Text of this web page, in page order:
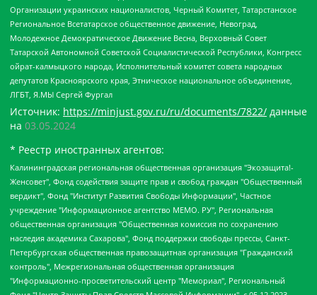
Организации украинских националистов, Черный Комитет, Татарстанское
Региональное Всетатарское общественное движение, Невоград,
Молодежное Демократическое Движение Весна, Верховный Совет
Татарской Автономной Советской Социалистической Республики, Конгресс
ойрат-калмыцкого народа, Исполнительный комитет совета народных
депутатов Красноярского края, Этническое национальное объединение,
ЛГБТ, Я.МЫ Сергей Фургал
Источник: https://minjust.gov.ru/ru/documents/7822/ данные
на 03.05.2024
* Реестр иностранных агентов:
Калининградская региональная общественная организация "Экозащита!-Женсовет", Фонд содействия защите прав и свобод граждан "Общественный вердикт", Фонд "Институт Развития Свободы Информации", Частное учреждение "Информационное агентство МЕМО. РУ", Региональная общественная организация "Общественная комиссия по сохранению наследия академика Сахарова", Фонд поддержки свободы прессы, Санкт-Петербургская общественная правозащитная организация "Гражданский контроль", Межрегиональная общественная организация "Информационно-просветительский центр "Мемориал", Региональный Фонд "Центр Защиты Прав Средств Массовой Информации", с 05.12.2023 Фонд "Центр Защиты Прав Средств массовой информации", Региональная общественная благотворительная организация помощи беженцам и мигрантам "Гражданское содействие", Негосударственное образовательное учреждение дополнительного профессионального образования (повышение квалификации) специалистов "АКАДЕМИЯ ПО ПРАВАМ ЧЕЛОВЕКА", Свердловская региональная общественная организация "Сутяжник", Автономная некоммерческая организация "Центр независимых социологических исследований", Союз общественных объединений "Российский исследовательский центр по правам человека", Региональное общественное учреждение научно-информационный центр "МЕМОРИАЛ", Некоммерческая организация "Фонд защиты гласности", Автономная некоммерческая организация "Институт прав человека", Городская общественная организация "Екатеринбургское общество "МЕМОРИАЛ", Городская общественная организация "Рязанское историко-просветительское и правозащитное общество "Мемориал" (Рязанский Мемориал), Челябинский региональный орган общественной самодеятельности – женское общественное объединение "Женщины Евразии", Челябинский региональный орган общественной самодеятельности "Уральская правозащитная группа", Фонд содействия защите здоровья и социальной справедливости имени Андрея Рылькова, Автономная Некоммерческая Организация "Аналитический Центр Юрия Левады", Автономная некоммерческая организация социальной поддержки населения "Проект Апрель", Региональная общественная организация помощи женщинам и детям, находящимся в кризисной ситуации "Информационно-методический центр "Анна", Фонд содействия развитию массовых коммуникаций и правовому просвещению "Так-так-Так", Фонд содействия устойчивому развитию "Серебряная тайга", Свердловский региональный общественный фонд социальных проектов "Новое время", "Idel.Реалии", Кавказ.Реалии, Крым.Реалии, Телеканал Настоящее Время, Татаро-башкирская служба Радио Свобода (Azatliq Radiosi), Радио Свободная Европа/Радио Свобода (PCE/PC), "Сибирь.Реалии", "Фактограф", Благотворительный фонд помощи осужденным и их семьям, Автономная некоммерческая организация "Институт глобализации и социальных движений", Фонд "В защиту прав заключенных", Частное учреждение "Центр поддержки и содействия развитию средств массовой информации", Пензенский региональный общественный благотворительный фонд "Гражданский союз", "Север.Реалии", Некоммерческая организация Фонд "Правовая инициатива", Общество с ограниченной ответственностью "Радио Свободная Европа/Радио Свобода", Чешское информационное агентство "MEDIUM-ORIENT", Красноярская региональная общественная организация "Мы против СПИДа", Камалягин Денис Николаевич, Маркелов Сергей Евгеньевич, Пономарев Лев Александрович, Савицкая Людмила Алексеевна, Автономная некоммерческая организация "Центр по работе с проблемой насилия "НАСИЛИЮ.НЕТ", Межрегиональный профессиональный союз работников здравоохранения "Альянс врачей", Юридическое лицо, зарегистрированное в Латвийской Республике, SIA "Medusa Project" (регистрационный номер 40103797863, дата регистрации 10.06.2014), Некоммерческая организация "Фонд по борьбе с коррупцией", Автономная некоммерческая организация "Институт права и публичной политики", Баданин Роман Сергеевич, Гликин Максим Александрович, Железнова Мария Михайловна, Лукьянова Юлия Сергеевна, Маетная Елизавета Витальевна, Маняхин Петр Борисович, Чуракова Ольга Владимировна, Ярош Юлия Петровна, Юридическое лицо "The Insider SIA", зарегистрированное в Риге, Латвийская Республика (дата регистрации 26.06.2015), являющееся администратором доменного имени интернет-издания "The Insider SIA", https://theins.ru, Постернак Алексей Евгеньевич, Рубин Михаил Аркадьевич, Анин Роман Александрович, Юридическое лицо Istories fonds, зарегистрированное в Латвийской Республике (регистрационный номер 50008295751, дата регистрации 24.02.2020), Великовский Дмитрий Александрович, Долинина Ирина Николаевна, Мароховская Алеся Алексеевна, Шлейнов Роман Юрьевич, Шмагун Олеся Валентиновна, Общество с ограниченной ответственностью "Альтаир 2021", Общество с ограниченной ответственностью "Вега 2021", Общество с ограниченной ответственностью "Главный редактор 2021", Общество с ограниченной ответственностью "Ромашки монолит", Важенков Артем Валерьевич, Ивановская областная общественная организация "Центр гендерных исследований", Гурман Юрий Альбертович, Медиапроект "ОВД-Инфо", Егоров Владимир Владимирович, Жилинский Владимир Александрович, Общество с ограниченной ответственностью "ЗП", Иванова София Юрьевна, Карезина Инна Павловна, Кильтау Екатерина Викторовна, Петров Алексей Викторович, Пискунов Сергей Евгеньевич, Смирнов Сергей Сергеевич, Тихонов Михаил Сергеевич, Общество с ограниченной ответственностью "ЖУРНАЛИСТ-ИНОСТРАННЫЙ АГЕНТ", Арапова Галина Юрьевна, Вольтская Татьяна Анатольевна, Американская компания "Mason G.E.S. Anonymous Foundation" (США), являющаяся владельцем интернет-издания https://mnews.world/, Компания "Stichting Bellingcat", зарегистрированная в Нидерландах (дата регистрации 11.07.2018), Захаров Андрей Вячеславович, Клепиковская Екатерина Дмитриевна, Общество с ограниченной ответственностью "МЕМО", Перл Роман Александрович, Симонов Евгений Алексеевич, Соловьева Елена Анатольевна, Сотников Даниил Владимирович, Сурначева Елизавета Дмитриевна, Автономная некоммерческая организация по защите прав человека и информированию населения "Якутия – Наше Мнение", Общество с ограниченной ответственностью "Москоу диджитал медиа", с 26.01.2023 Общество с ограниченной ответственностью "Чайка Белые сады", Ветошкина Валерия Валерьевна, Заговора Максим Александрович, Межрегиональное общественное движение "Российская ЛГБТ - сеть", Оленичев Максим Владимирович, Павлов Иван Юрьевич, Скворцова Елена Сергеевна, Общество с ограниченной ответственностью "Как бы инагент", Кочетков Игорь Викторович, Общество с ограниченной ответственностью "Честные выборы", Еланчик Олег Александрович, Общество с ограниченной ответственностью "Нобелевский призыв", Гималова Регина Эмилевна, Григорьев Андрей Валерьевич, Григорьева Алина Александровна, Ассоциация по содействию защите прав призывников, альтернативнослужащих и военнослужащих "Правозащитная группа "Гражданин.Армия.Право", Хисамова Регина Фаритовна, Автономная некоммерческая организация по реализации социально-правовых программ "Лилит", Дальневосточное общественное движение "Маяк", Санкт-Петербургская ЛГБТ-инициативная группа "Выход", Инициативная группа ЛГБТ+ "Реверс", Алексеев Андрей Викторович, Бекбулатова Таисия Львовна, Беляев Иван Михайлович, Владыкина Елена Сергеевна, Гельман Марат Александрович, Никульшина Вероника Юрьевна, Толоконникова Надежда Андреевна, Шендерович Виктор Анатольевич, Общество с ограниченной ответственностью "Данное сообщение", Общество с ограниченной ответственностью Издательский дом "Новая глава", Айнбиндер Александра Александровна, Московский комьюнити-центр для ЛГБТ+инициатив, Благотворительный фонд развития филантропии, Deutsche Welle (Германия, Kurt-Schumacher-Strasse 3, 53113 Bonn), Борзунова Мария Михайловна, Воробьев Виктор Викторович, Голубева Анна Львовна, Константинова Алла Михайловна, Малкова Ирина Владимировна, Мурадов Мурад Абдулгалимович, Осетинская Елизавета Николаевна, Понасенков Евгений Николаевич, Ганапольский Матвей Юрьевич, Киселев Евгений Алексеевич, Борухович Ирина Григорьевна, Дремин Иван Тимофеевич, Дубровский Дмитрий Викторович, Красноярская региональная общественная организация поддержки и развития альтернативных образовательных технологий и межкультурных коммуникаций "ИНТЕРРА", Маяковская Екатерина Алексеевна, Фейгин Марк Захарович, Филимонов Андрей Викторович, Дзугкоева Регина Николаевна, Доброхотов Роман Александрович, Дудь Юрий Александрович, Елкин Сергей Владимирович, Кругликов Кирилл Игоревич, Сабунаева Мария Леонидовна, Семенов Алексей Владимирович, Шаинян Карен Багратович, Шульман Екатерина Михайловна, Асафьев Артур Валерьевич, Вахштайн Виктор Семенович, Венедиктов Алексей Алексеевич, Лушникова Екатерина Евгеньевна, Волков Леонид Михайлович, Невзоров Александр Глебович, Пархоменко Сергей Борисович, Сироткин Ярослав Николаевич, Кара-Мурза Владимир Владимирович, Баранова Наталья Владимировна, Гозман Леонид Яковлевич, Кагарлицкий Борис Юльевич, Климарев Михаил Валерьевич, Милов Владимир Станиславович, Автономная некоммерческая организация Краснодарский центр современного искусства "Типография", Моргенштерн Алишер Тагирович, Соболь Любовь Эдуардовна, Общество с ограниченной ответственностью "ЛИЗА НОРМ", Каспаров Гарри Кимович, Ходорковский Михаил Борисович, Общество с ограниченной ответственностью "Апрельские тезисы", Данилович Ирина Брониславовна, Кашин Олег Владимирович, Петров Николай Владимирович, Пивоваров Алексей Владимирович, Соколов Михаил Владимирович, Цветкова Юлия Владимировна, Чичваркин Евгений Александрович, Комитет против пыток/Команда против пыток, Общество с ограниченной ответственностью "Первый научный", Общество с ограниченной ответственностью "Вертолет и ко", Белоцерковская Вероника Борисовна, Кац Максим Евгеньевич, Лазарева Татьяна Юрьевна, Шаведдинов Руслан Табризович, Яшин Илья Валерьевич, Общество с ограниченной ответственностью "Иноагент ААВ", Алешковский Дмитрий Петрович, Альбац Евгения Марковна, Быков Дмитрий Львович, Галямина Юлия Евгеньевна, Лойко Сергей Леонидович, Мартынов Кирилл Константинович, Медведев Сергей Александрович, Крашенинников Федор Геннадиевич, Гордеева Катерина Вл